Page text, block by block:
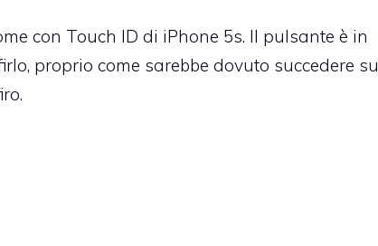
con Touch ID di iPhone 5s. Il pulsante è in
proprio come sarebbe dovuto succedere